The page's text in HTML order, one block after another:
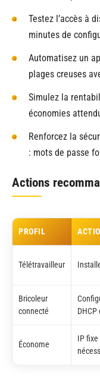
Testez l’accès à
minutes de
Automatisez un
plages creuses
Simulez la
économies
Renforcez la
: mots de passe
Actions
PROFIL
Télétravailleur
Bricoleur
connecté
DHCP
Économe
IP